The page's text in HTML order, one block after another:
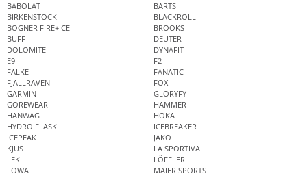
BABOLAT
BARTS
BIRKENSTOCK
BLACKROLL
BOGNER FIRE+ICE
BROOKS
BUFF
DEUTER
DOLOMITE
DYNAFIT
E9
F2
FALKE
FANATIC
FJÄLLRÄVEN
FOX
GARMIN
GLORYFY
GOREWEAR
HAMMER
HANWAG
HOKA
HYDRO FLASK
ICEBREAKER
ICEPEAK
JAKO
KJUS
LA SPORTIVA
LEKI
LÖFFLER
LOWA
MAIER SPORTS